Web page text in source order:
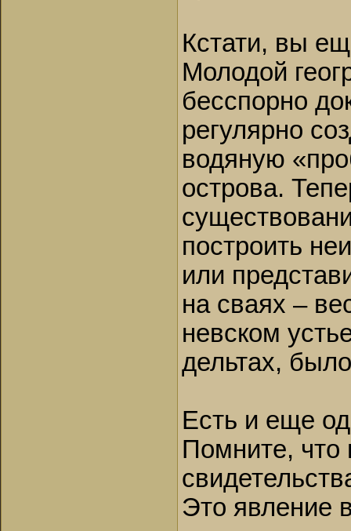
Кстати, вы
Молодой
бесспорно
регулярно
водяную
острова.
построить
или
на сваях –
невском
дельтах,
Есть и еще
Помните, что
Это явление